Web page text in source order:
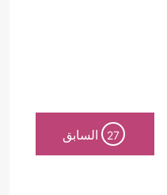
27 السابق